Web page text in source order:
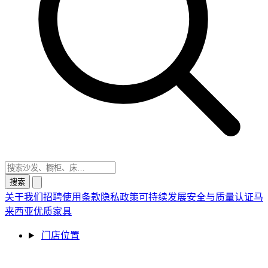
搜索
关于我们 招聘使用条款隐私政策可持续发展安全与质量认证马
来西亚优质家具
门店位置